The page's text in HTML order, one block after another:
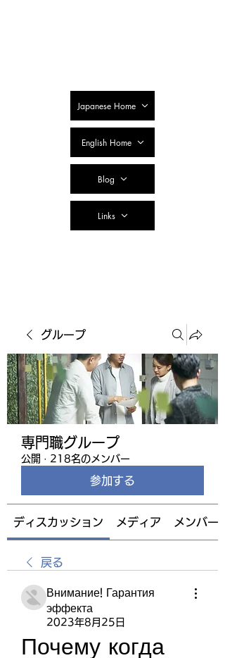
Japanese Home
English Home
Blog
Links
グループ
専門職グループ
公開 · 218名のメンバー
参加する
ディスカッション メディア メンバー
戻る
Внимание! Гарантия
эффекта
2023年8月25日
Почему когда